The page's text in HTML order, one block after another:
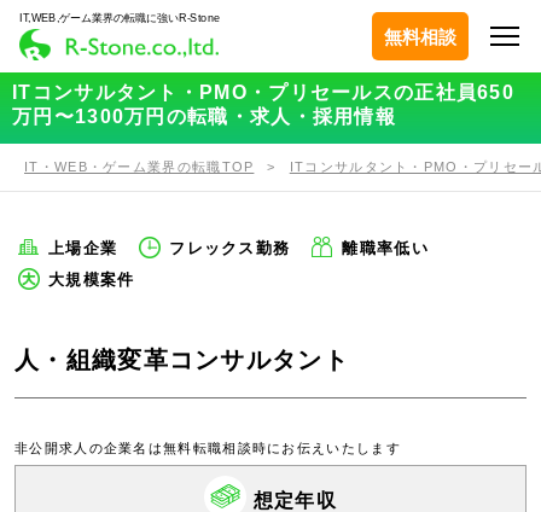
IT,WEB,ゲーム業界の転職に強いR-Stone
無料相談
ITコンサルタント・PMO・プリセールスの正社員650
万円〜1300万円の転職・求人・採用情報
IT・WEB・ゲーム業界の転職TOP ITコンサルタント・PMO・プリセー
上場企業 フレックス勤務
離職率低い
大規模案件
人・組織変革コンサルタント
非公開求人の企業名は無料転職相談時にお伝えいたします
想定年収